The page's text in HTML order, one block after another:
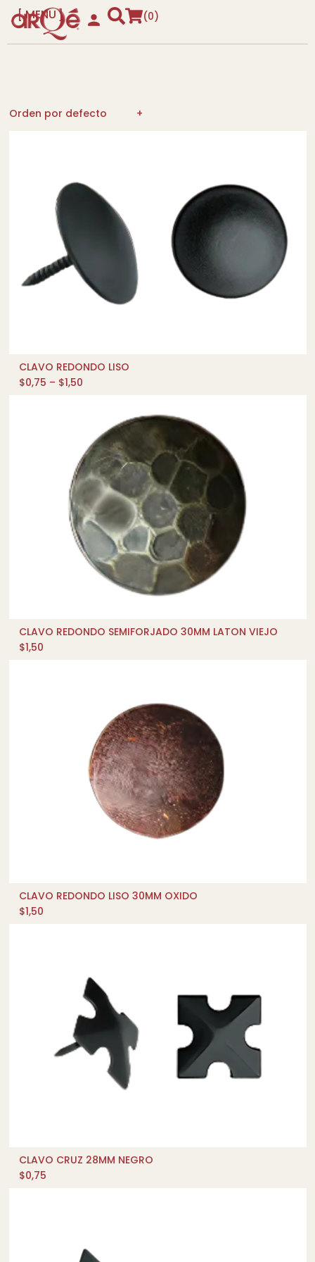
MENU
CLOSE
0
Orden por defecto
QUICK SHOP
CLAVO REDONDO LISO
$0,75 – $1,50
AÑADIR AL CARRITO
CLAVO REDONDO SEMIFORJADO 30MM LATON VIEJO
$1,50
AÑADIR AL CARRITO
CLAVO REDONDO LISO 30MM OXIDO
$1,50
AÑADIR AL CARRITO
CLAVO CRUZ 28MM NEGRO
$0,75